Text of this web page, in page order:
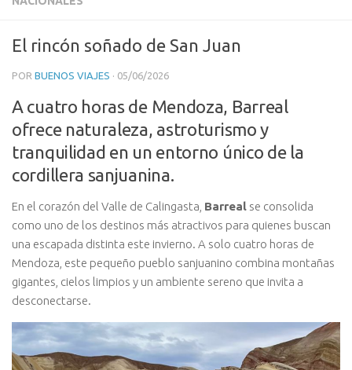
El rincón soñado de San Juan
POR BUENOS VIAJES · 05/06/2026
A cuatro horas de Mendoza, Barreal
ofrece naturaleza, astroturismo y
tranquilidad en un entorno único de la
cordillera sanjuanina.
En el corazón del Valle de Calingasta, Barreal se consolida
como uno de los destinos más atractivos para quienes buscan
una escapada distinta este invierno. A solo cuatro horas de
Mendoza, este pequeño pueblo sanjuanino combina montañas
gigantes, cielos limpios y un ambiente sereno que invita a
desconectarse.